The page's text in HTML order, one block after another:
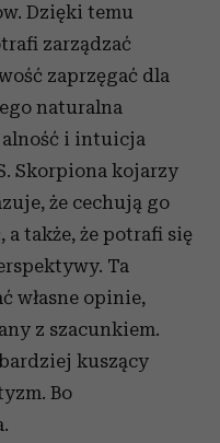
Dzięki temu
zarządzać
zaprzęgać dla
naturalna
i intuicja
Skorpiona kojarzy
że cechują go
także, że potrafi się
Ta
własne opinie,
z szacunkiem.
kuszący
Bo